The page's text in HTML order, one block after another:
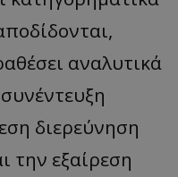
αναλυτικά
διερεύνηση
την εξαίρεση